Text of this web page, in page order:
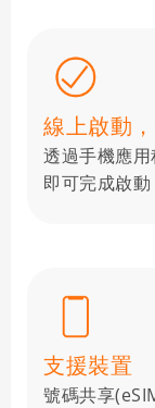
線上啟動
透過手機應
即可完成啟動
支援裝置
號碼共享